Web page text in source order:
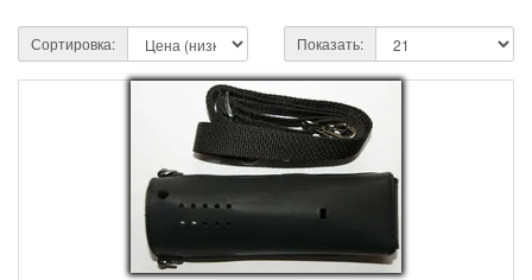
Сортировка: Показать: